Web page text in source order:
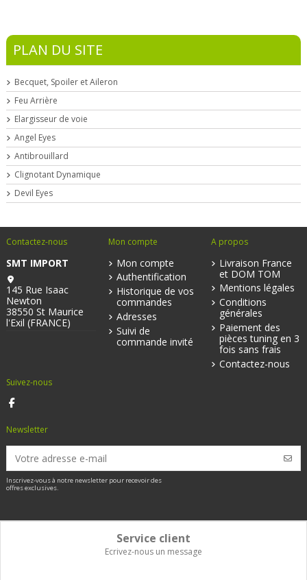
PLAN DU SITE
Becquet, Spoiler et Aileron
Feu Arrière
Elargisseur de voie
Angel Eyes
Antibrouillard
Clignotant Dynamique
Devil Eyes
Contactez-nous
SMT IMPORT
145 Rue Isaac
Newton
38550 St Maurice
l'Exil (FRANCE)
Mon compte
Mon compte
Authentification
Historique de vos
commandes
Adresses
Suivi de
commande invité
A propos
Livraison France
et DOM TOM
Mentions légales
Conditions
générales
Paiement des
pièces tuning en 3
fois sans frais
Contactez-nous
Suivez-nous
Newsletter
Inscrivez-vous à notre newsletter pour recevoir des
offres exclusives.
Service client
Ecrivez-nous un message